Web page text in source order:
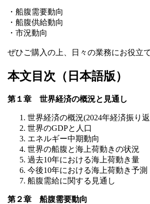
・船腹需要動向
・船腹供給動向
・市況動向
ぜひご購入の上、日々の業務にお役立
本文目次（日本語版）
第１章 世界経済の概況と見通し
世界経済の概況(2024年経済振り
世界のGDPと人口
エネルギー中期動向
世界の船腹と海上荷動きの状況
過去10年における海上荷動き量
今後10年における海上荷動き予測
船腹需給に関する見通し
第２章 船腹需要動向